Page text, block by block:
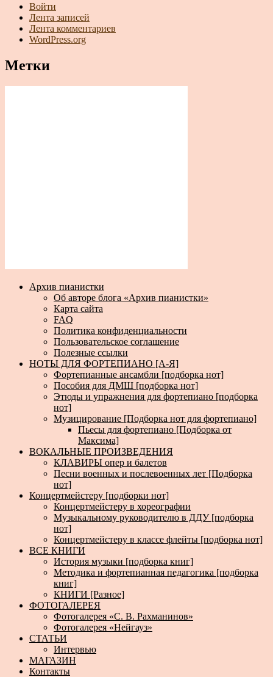
Войти
Лента записей
Лента комментариев
WordPress.org
Метки
Архив пианистки
Об авторе блога «Архив пианистки»
Карта сайта
FAQ
Политика конфиденциальности
Пользовательское соглашение
Полезные ссылки
НОТЫ ДЛЯ ФОРТЕПИАНО [А-Я]
Фортепианные ансамбли [подборка нот]
Пособия для ДМШ [подборка нот]
Этюды и упражнения для фортепиано [подборка
нот]
Музицирование [Подборка нот для фортепиано]
Пьесы для фортепиано [Подборка от
Максима]
ВОКАЛЬНЫЕ ПРОИЗВЕДЕНИЯ
КЛАВИРЫ опер и балетов
Песни военных и послевоенных лет [Подборка
нот]
Концертмейстеру [подборки нот]
Концертмейстеру в хореографии
Музыкальному руководителю в ДДУ [подборка
нот]
Концертмейстеру в классе флейты [подборка нот]
ВСЕ КНИГИ
История музыки [подборка книг]
Методика и фортепианная педагогика [подборка
книг]
КНИГИ [Разное]
ФОТОГАЛЕРЕЯ
Фотогалерея «С. В. Рахманинов»
Фотогалерея «Нейгауз»
СТАТЬИ
Интервью
МАГАЗИН
Контакты